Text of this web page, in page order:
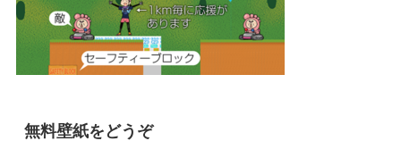
無料壁紙をどうぞ